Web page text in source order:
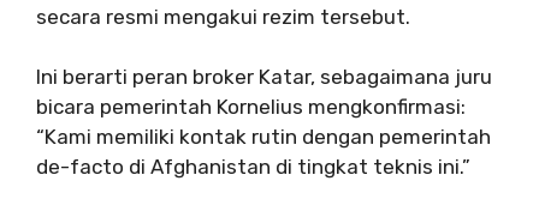
secara resmi mengakui rezim tersebut.
Ini berarti peran broker Katar, sebagaimana juru
bicara pemerintah Kornelius mengkonfirmasi:
“Kami memiliki kontak rutin dengan pemerintah
de-facto di Afghanistan di tingkat teknis ini.”